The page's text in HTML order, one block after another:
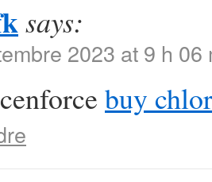
says:
2023 at 9 h 06
buy